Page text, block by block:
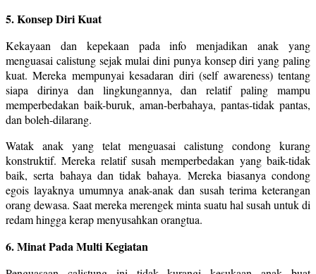
5. Konsep Diri Kuat
Kekayaan dan kepekaan pada info menjadikan anak yang
menguasai calistung sejak mulai dini punya konsep diri yang paling
kuat. Mereka mempunyai kesadaran diri (self awareness) tentang
siapa dirinya dan lingkungannya, dan relatif paling mampu
memperbedakan baik-buruk, aman-berbahaya, pantas-tidak pantas,
dan boleh-dilarang.
Watak anak yang telat menguasai calistung condong kurang
konstruktif. Mereka relatif susah memperbedakan yang baik-tidak
baik, serta bahaya dan tidak bahaya. Mereka biasanya condong
egois layaknya umumnya anak-anak dan susah terima keterangan
orang dewasa. Saat mereka merengek minta suatu hal susah untuk di
redam hingga kerap menyusahkan orangtua.
6. Minat Pada Multi Kegiatan